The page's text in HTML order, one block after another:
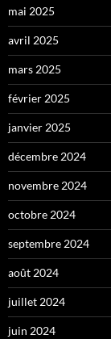
mai 2025
avril 2025
mars 2025
février 2025
janvier 2025
décembre 2024
novembre 2024
octobre 2024
septembre 2024
août 2024
juillet 2024
juin 2024